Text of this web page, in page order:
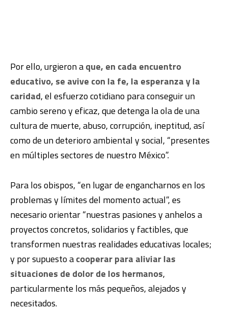
Por ello, urgieron aque, en cada encuentro
educativo, se avive con la fe, la esperanza y la
caridad, el esfuerzo cotidiano para conseguir un
cambio sereno y eficaz, que detenga la ola de una
cultura de muerte, abuso, corrupción, ineptitud, así
como de un deterioro ambiental y social, “presentes
en múltiples sectores de nuestro México”.
Para los obispos, “en lugar de engancharnos en los
problemas y límites del momento actual”, es
necesario orientar “nuestras pasiones y anhelos a
proyectos concretos, solidarios y factibles, que
transformen nuestras realidades educativas locales;
y por supuesto acooperar para aliviar las
situaciones de dolor de los hermanos,
particularmente los más pequeños, alejados y
necesitados.